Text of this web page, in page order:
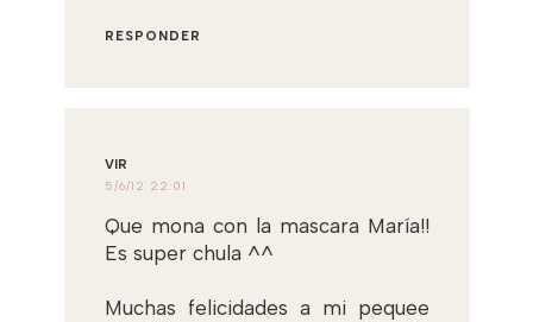
RESPONDER
VIR
5/6/12 22:01
Que mona con la mascara María!!
Es super chula ^^
Muchas felicidades a mi pequee